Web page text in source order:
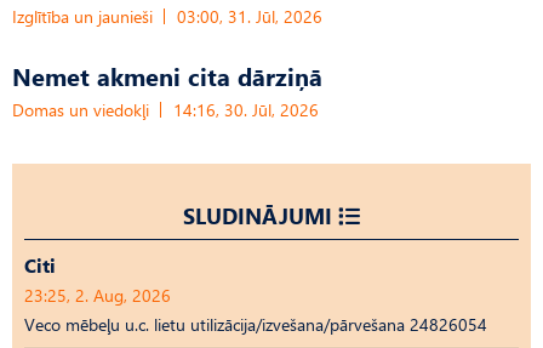
Izglītība un jaunieši 03:00, 31. Jūl, 2026
Nemet akmeni cita dārziņā
Domas un viedokļi 14:16, 30. Jūl, 2026
SLUDINĀJUMI
Citi
23:25, 2. Aug, 2026
Veco mēbeļu u.c. lietu utilizācija/izvešana/pārvešana 24826054